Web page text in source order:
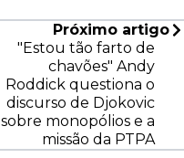
Próximo artigo
"Estou tão farto de
chavões" Andy
Roddick questiona o
discurso de Djokovic
sobre monopólios e a
missão da PTPA